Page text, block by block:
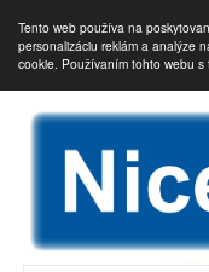
Tento web používa na
personalizáciu reklám a analýze
cookie. Používaním tohto webu s